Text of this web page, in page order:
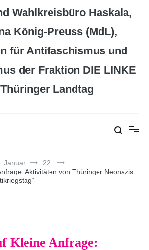
Wahlkreisbüro Haskala,
König-Preuss (MdL),
für Antifaschismus und
der Fraktion DIE LINKE
Landtag
Januar
22.
Aktivitäten von Thüringer Neonazis
Kleine Anfrage: